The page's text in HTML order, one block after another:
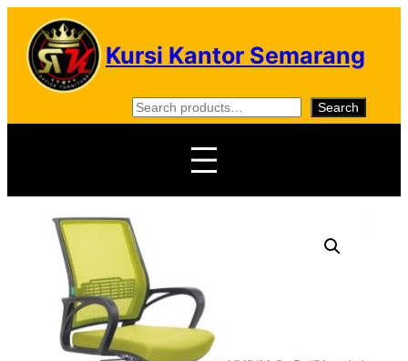
Skip
content
Kursi Kantor Semarang
S
e
c
Search